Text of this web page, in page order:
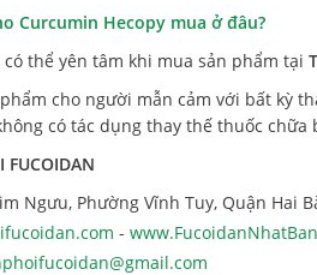
Curcumin Hecopy mua ở đâu?
thể yên tâm khi mua sản phẩm tại
cho người mẫn cảm với bất kỳ
có tác dụng thay thế thuốc chữa
FUCOIDAN
Ngưu, Phường Vĩnh Tuy, Quận Hai
-